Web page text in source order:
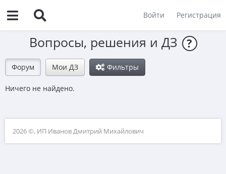
Войти Регистрация
Вопросы, решения и ДЗ ?
Форум Мои ДЗ Фильтры
Ничего не найдено.
2026 ©, ИП Иванов Дмитрий Михайлович